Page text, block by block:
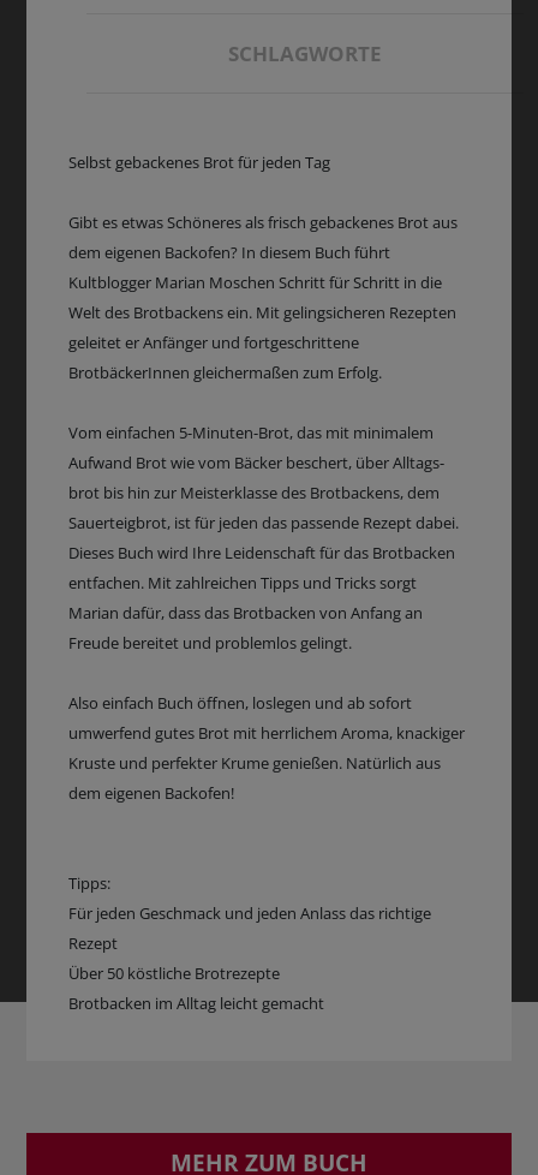
SCHLAGWORTE
Selbst gebackenes Brot für jeden Tag
Gibt es etwas Schöneres als frisch gebackenes Brot aus
dem eigenen Backofen? In diesem Buch führt
Kultblogger Marian Moschen Schritt für Schritt in die
Welt des Brotbackens ein. Mit gelingsicheren Rezepten
geleitet er Anfänger und fortgeschrittene
BrotbäckerInnen gleichermaßen zum Erfolg.
Vom einfachen 5-Minuten-Brot, das mit minimalem
Aufwand Brot wie vom Bäcker beschert, über Alltags-
brot bis hin zur Meisterklasse des Brotbackens, dem
Sauerteigbrot, ist für jeden das passende Rezept dabei.
Dieses Buch wird Ihre Leidenschaft für das Brotbacken
entfachen. Mit zahlreichen Tipps und Tricks sorgt
Marian dafür, dass das Brotbacken von Anfang an
Freude bereitet und problemlos gelingt.
Also einfach Buch öffnen, loslegen und ab sofort
umwerfend gutes Brot mit herrlichem Aroma, knackiger
Kruste und perfekter Krume genießen. Natürlich aus
dem eigenen Backofen!
Tipps:
Für jeden Geschmack und jeden Anlass das richtige
Rezept
Über 50 köstliche Brotrezepte
Brotbacken im Alltag leicht gemacht
MEHR ZUM BUCH